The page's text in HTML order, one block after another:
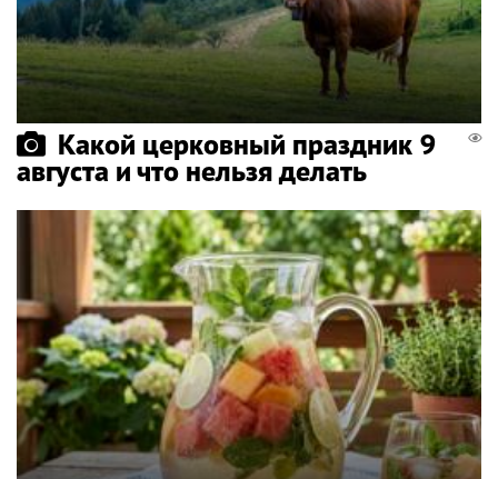
Какой церковный праздник 9
августа и что нельзя делать